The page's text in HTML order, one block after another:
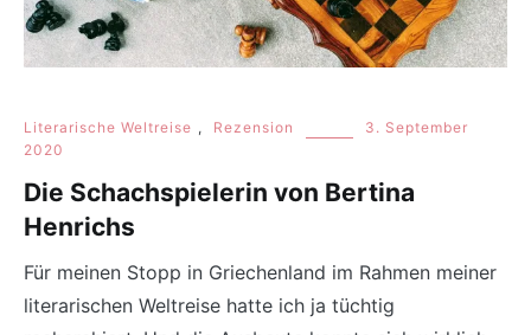
Literarische Weltreise , Rezension
3. September
2020
Die Schachspielerin von Bertina
Henrichs
Für meinen Stopp in Griechenland im Rahmen meiner
literarischen Weltreise hatte ich ja tüchtig